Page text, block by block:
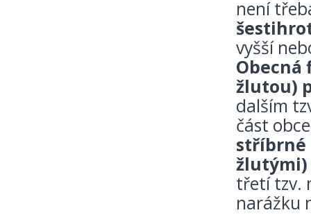
není
vyšší
Obecná
žlutou)
dalším
část
stříbrné
žlutými)
třetí tzv.
narážku